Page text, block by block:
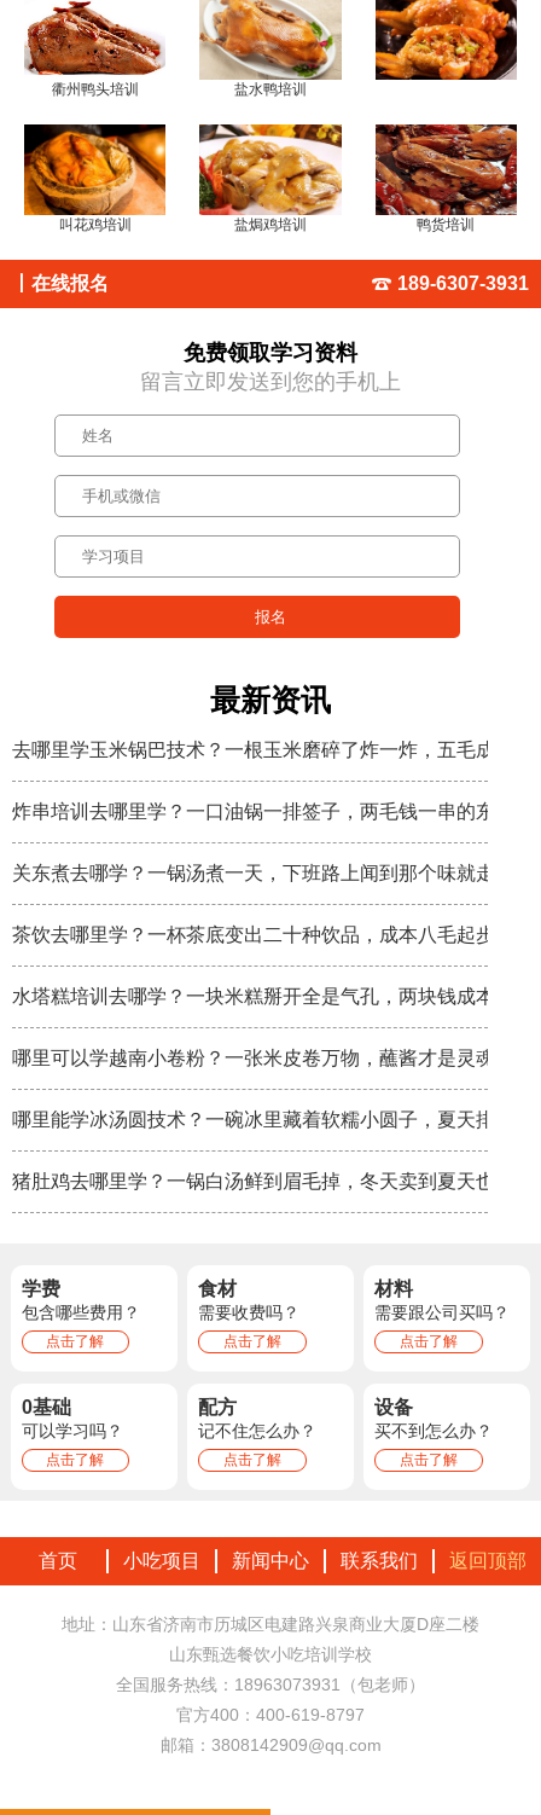
衢州鸭头培训 盐水鸭培训
叫花鸡培训 盐焗鸡培训 鸭货培训
在线报名 189-6307-3931
免费领取学习资料
留言立即发送到您的手机上
最新资讯
去哪里学玉米锅巴技术？一根玉米磨碎了炸一炸，五毛成本卖
炸串培训去哪里学？一口油锅一排签子，两毛钱一串的东西炸
关东煮去哪学？一锅汤煮一天，下班路上闻到那个味就走不动
茶饮去哪里学？一杯茶底变出二十种饮品，成本八毛起步
水塔糕培训去哪学？一块米糕掰开全是气孔，两块钱成本卖八
哪里可以学越南小卷粉？一张米皮卷万物，蘸酱才是灵魂
哪里能学冰汤圆技术？一碗冰里藏着软糯小圆子，夏天排队排
猪肚鸡去哪里学？一锅白汤鲜到眉毛掉，冬天卖到夏天也不淡
学费
包含哪些费用？
点击了解
食材
需要收费吗？
点击了解
材料
需要跟公司买吗？
点击了解
0基础
可以学习吗？
点击了解
配方
记不住怎么办？
点击了解
设备
买不到怎么办？
点击了解
首页 小吃项目 新闻中心 联系我们 返回顶部
地址：山东省济南市历城区电建路兴泉商业大厦D座二楼
山东甄选餐饮小吃培训学校
全国服务热线：18963073931（包老师）
官方400：400-619-8797
邮箱：3808142909@qq.com